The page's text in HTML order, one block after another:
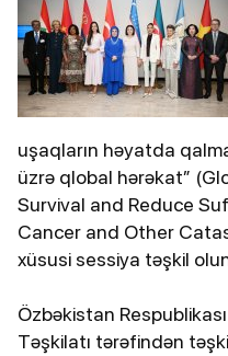
uşaqların həyatda
üzrə qlobal hərəkat”
Survival and Reduce
Cancer and Other
xüsusi sessiya təşkil
Özbəkistan
Təşkilatı tərəfindən